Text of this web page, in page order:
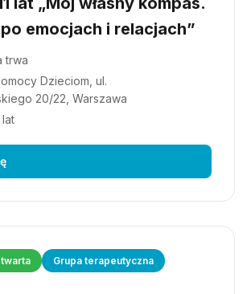
emocjach i relacjach”
trwa
Dzieciom, ul.
20/22, Warszawa
lat
Grupa terapeutyczna